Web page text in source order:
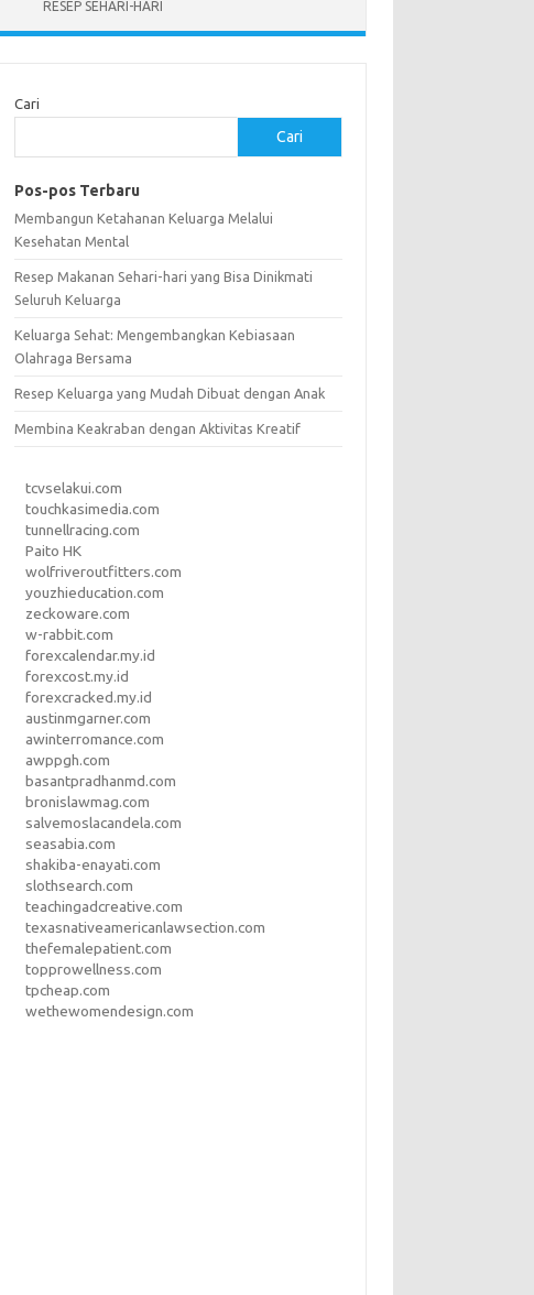
RESEP SEHARI-HARI
Cari
Cari
Pos-pos Terbaru
Membangun Ketahanan Keluarga Melalui
Kesehatan Mental
Resep Makanan Sehari-hari yang Bisa Dinikmati
Seluruh Keluarga
Keluarga Sehat: Mengembangkan Kebiasaan
Olahraga Bersama
Resep Keluarga yang Mudah Dibuat dengan Anak
Membina Keakraban dengan Aktivitas Kreatif
tcvselakui.com
touchkasimedia.com
tunnellracing.com
Paito HK
wolfriveroutfitters.com
youzhieducation.com
zeckoware.com
w-rabbit.com
forexcalendar.my.id
forexcost.my.id
forexcracked.my.id
austinmgarner.com
awinterromance.com
awppgh.com
basantpradhanmd.com
bronislawmag.com
salvemoslacandela.com
seasabia.com
shakiba-enayati.com
slothsearch.com
teachingadcreative.com
texasnativeamericanlawsection.com
thefemalepatient.com
topprowellness.com
tpcheap.com
wethewomendesign.com